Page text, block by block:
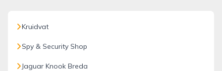
Kruidvat
Spy & Security Shop
Jaguar Knook Breda